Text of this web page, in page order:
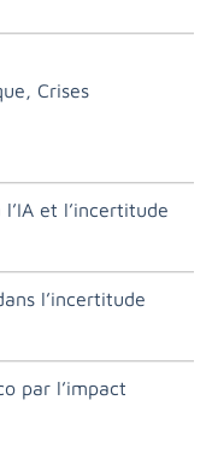
Crises
et l’incertitude
l’incertitude
par l’impact